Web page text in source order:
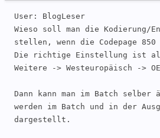
User: BlogLeser
Wieso soll man die Kodierung/
stellen, wenn die Codepage 850
Die richtige Einstellung ist
Weitere -> Westeuropäisch ->
Dann kann man im Batch selber
werden im Batch und in der
dargestellt.